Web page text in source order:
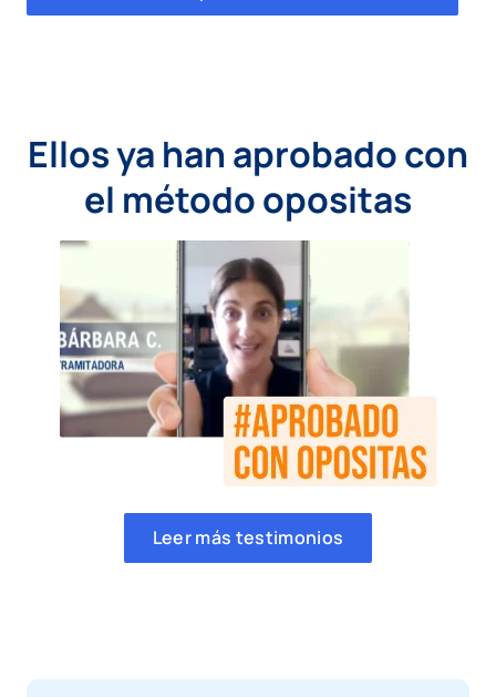
Ellos ya han aprobado con
el método opositas
Leer más testimonios